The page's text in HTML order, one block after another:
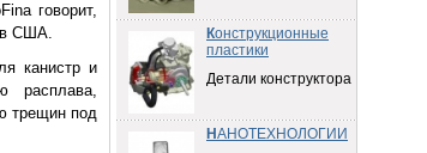
говорит,
в США.
канистр и
расплава,
трещин под
Конструкционные
пластики
Детали конструктора
Н АНОТЕХНОЛОГИИ